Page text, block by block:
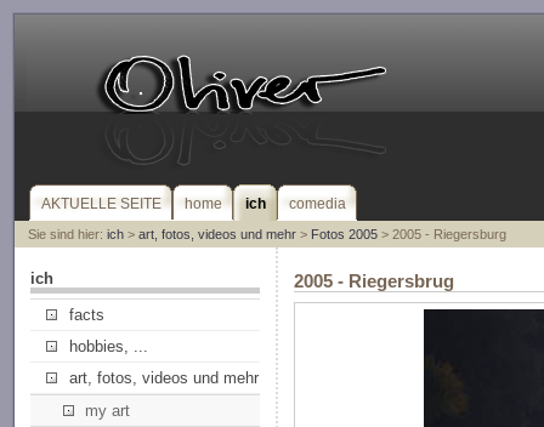
AKTUELLE SEITE home ich comedia
Sie sind hier: ich> art, fotos, videos und mehr> Fotos 2005> 2005 - Riegersburg
ich
facts
hobbies, ...
art, fotos, videos und mehr
my art
2005 - Riegersbrug